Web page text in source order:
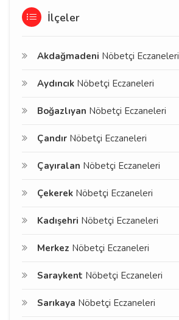
İlçeler
Akdağmadeni Nöbetçi Eczaneleri
Aydıncık Nöbetçi Eczaneleri
Boğazlıyan Nöbetçi Eczaneleri
Çandır Nöbetçi Eczaneleri
Çayıralan Nöbetçi Eczaneleri
Çekerek Nöbetçi Eczaneleri
Kadışehri Nöbetçi Eczaneleri
Merkez Nöbetçi Eczaneleri
Saraykent Nöbetçi Eczaneleri
Sarıkaya Nöbetçi Eczaneleri